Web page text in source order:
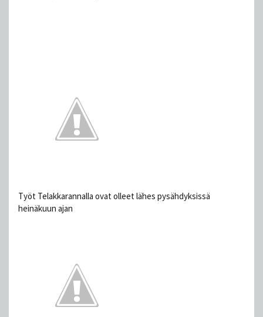
Työt Telakkarannalla ovat olleet lähes pysähdyksissä
heinäkuun ajan